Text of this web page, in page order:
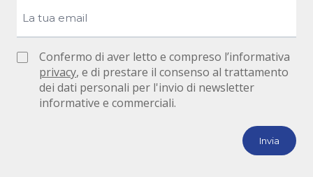
Confermo di aver letto e compreso l’informativa
privacy, e di prestare il consenso al trattamento
dei dati personali per l'invio di newsletter
informative e commerciali.